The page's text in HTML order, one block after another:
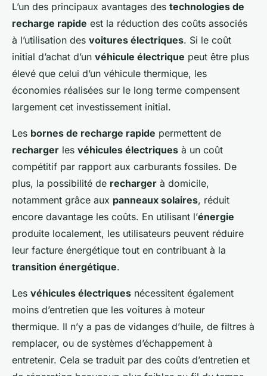
L’un des principaux avantages des technologies de
recharge rapide est la réduction des coûts associés
à l’utilisation des voitures électriques. Si le coût
initial d’achat d’un véhicule électrique peut être plus
élevé que celui d’un véhicule thermique, les
économies réalisées sur le long terme compensent
largement cet investissement initial.
Les bornes de recharge rapide permettent de
recharger les véhicules électriques à un coût
compétitif par rapport aux carburants fossiles. De
plus, la possibilité de recharger à domicile,
notamment grâce aux panneaux solaires, réduit
encore davantage les coûts. En utilisant l’énergie
produite localement, les utilisateurs peuvent réduire
leur facture énergétique tout en contribuant à la
transition énergétique.
Les véhicules électriques nécessitent également
moins d’entretien que les voitures à moteur
thermique. Il n’y a pas de vidanges d’huile, de filtres à
remplacer, ou de systèmes d’échappement à
entretenir. Cela se traduit par des coûts d’entretien et